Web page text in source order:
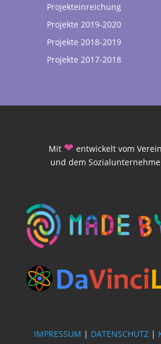
Projekteinreichung
Projekte 2019-2020
Projekte 2018-2019
Projekte 2017-2018
Mit ❤ entwickelt vom Verein
und dem
IMPRESSUM | DATENSCHUTZ |